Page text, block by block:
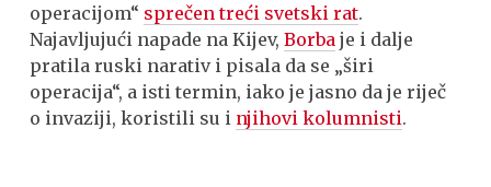
operacijom“ sprečen treći svetski rat.
Najavljujući napade na Kijev,Borba je i dalje
pratila ruski narativ i pisala da se „širi
operacija“, a isti termin, iako je jasno da je riječ
o invaziji, koristili su i njihovi kolumnisti.